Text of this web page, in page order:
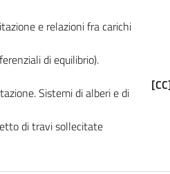
e relazioni fra carichi
di equilibrio).
Sistemi di alberi e di
di travi sollecitate